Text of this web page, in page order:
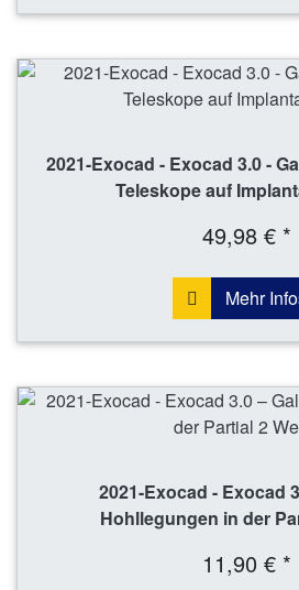
2021-Exocad - Exocad 3.0 -
Teleskope auf
49,98 € *
Mehr
2021-Exocad - Exocad
Hohllegungen in der
11,90 € *